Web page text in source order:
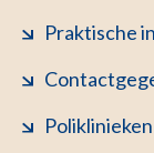
Praktische